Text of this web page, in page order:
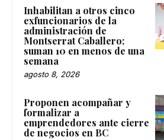
Inhabilitan a otros cinco
exfuncionarios de la
administración de
Montserrat Caballero;
suman 10 en menos de una
semana
agosto 8, 2026
Proponen acompañar y
formalizar a
emprendedores ante cierre
de negocios en BC